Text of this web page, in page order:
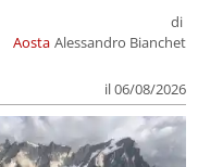
Aosta
di
Alessandro Bianchet
il 06/08/2026